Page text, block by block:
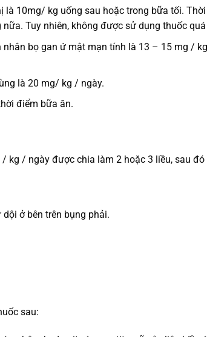
là 10mg/ kg uống sau hoặc trong bữa tối.
Tuy nhiên, không được sử dụng thuốc
bọ gan ứ mật mạn tính là 13 – 15 mg /
là 20 mg/ kg / ngày.
điểm bữa ăn.
kg / ngày được chia làm 2 hoặc 3 liều, sau
ở bên trên bụng phải.
sau: